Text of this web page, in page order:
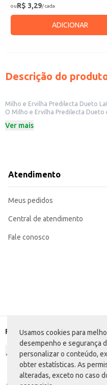
Usamos cookies para
desempenho e segurança
personalizar o conteúdo,
obter estatísticas. As
alteradas, exceto no caso
ouR$ 3,29/ cada
ADICIONAR
Descrição do
Milho e Ervilha Predilecta Dueto
O Milho e Ervilha Predilecta Dueto em lata de 200g
Dicas de uso:
O Milho e Ervilha Predilecta
eficiente para o dia a dia ou para
Departamento: Mercearia
Conteúdo: 200g
Ver mais
Atendimento
Meus pedidos
Central de atendimento
Fale conosco
Formas de pagamento